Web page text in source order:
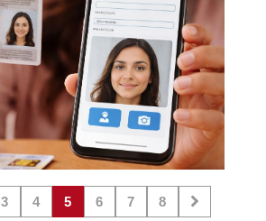
3 4 5 6 7 8